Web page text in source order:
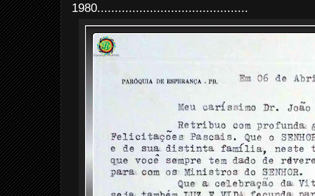
1980...........................................